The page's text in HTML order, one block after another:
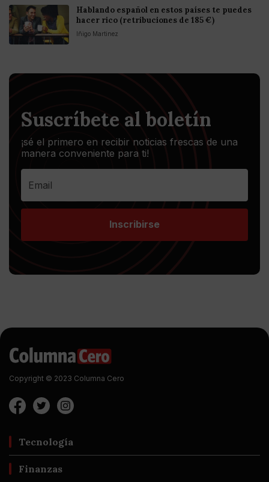
Hablando español en estos países te puedes
hacer rico (retribuciones de 185 €)
Iñigo Martinez
Suscríbete al boletín
¡sé el primero en recibir noticias frescas de una
manera conveniente para ti!
Inscribirse
Copyright © 2023 Columna Cero
Tecnología
Finanzas